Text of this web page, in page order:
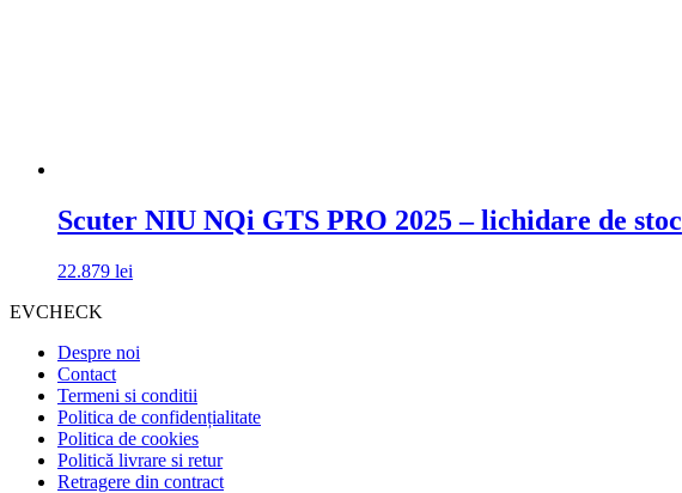
Scuter NIU NQi GTS PRO 2025 – lichidare de stoc
22.879 lei
EVCHECK
Despre noi
Contact
Termeni si conditii
Politica de confidențialitate
Politica de cookies
Politică livrare si retur
Retragere din contract